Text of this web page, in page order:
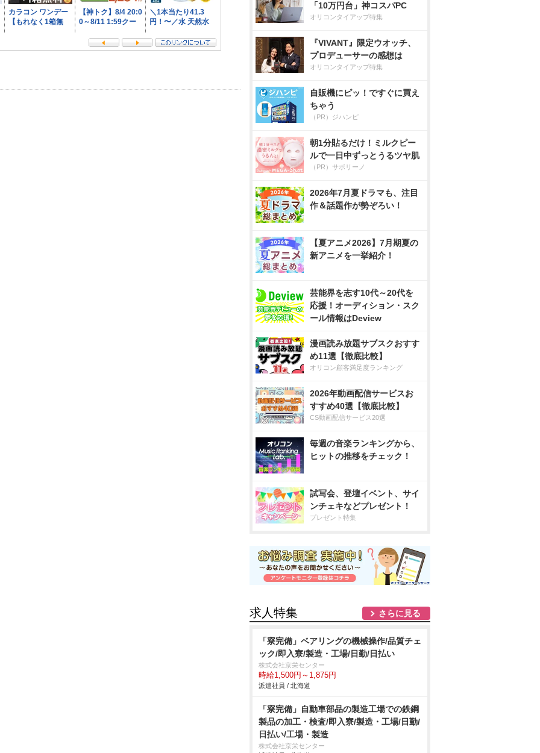
「10万円台」神コスパPC
オリコンタイアップ特集
『VIVANT』限定ウオッチ、
プロデューサーの感想は
オリコンタイアップ特集
自販機にピッ！ですぐに買え
ちゃう
（PR）ジハンピ
朝1分貼るだけ！ミルクピー
ルで一日中ずっとうるツヤ肌
（PR）サボリーノ
2026年7月夏ドラマも、注目
作＆話題作が勢ぞろい！
【夏アニメ2026】7月期夏の
新アニメを一挙紹介！
芸能界を志す10代～20代を
応援！オーディション・スク
ール情報はDeview
漫画読み放題サブスクおすす
め11選【徹底比較】
オリコン顧客満足度ランキング
2026年動画配信サービスお
すすめ40選【徹底比較】
CS動画配信サービス20選
毎週の音楽ランキングから、
ヒットの推移をチェック！
試写会、登壇イベント、サイ
ンチェキなどプレゼント！
プレゼント特集
求人特集 さらに見る
「寮完備」ベアリングの機械操作/品質チェ
ック/即入寮/製造・工場/日勤/日払い
株式会社京栄センター
時給1,500円～1,875円
派遣社員 / 北海道
「寮完備」自動車部品の製造工場での鉄鋼
製品の加工・検査/即入寮/製造・工場/日勤/
日払い/工場・製造
株式会社京栄センター